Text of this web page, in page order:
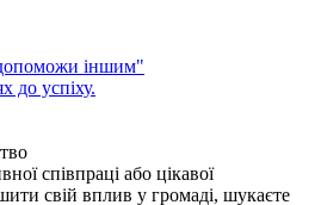
іншим"
до успіху.
співпраці або цікавої
свій вплив у громаді, шукаєте